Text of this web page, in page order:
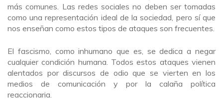
más comunes. Las redes sociales no deben ser tomadas
como una representación ideal de la sociedad, pero sí que
nos enseñan como estos tipos de ataques son frecuentes.
El fascismo, como inhumano que es, se dedica a negar
cualquier condición humana. Todos estos ataques vienen
alentados por discursos de odio que se vierten en los
medios de comunicación y por la calaña política
reaccionaria.